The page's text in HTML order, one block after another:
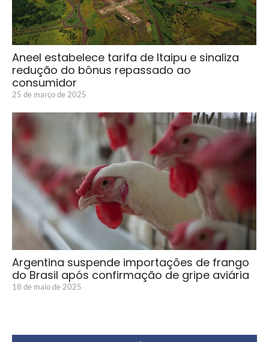
Aneel estabelece tarifa de Itaipu e sinaliza
redução do bônus repassado ao
consumidor
25 de março de 2025
Argentina suspende importações de frango
do Brasil após confirmação de gripe aviária
18 de maio de 2025